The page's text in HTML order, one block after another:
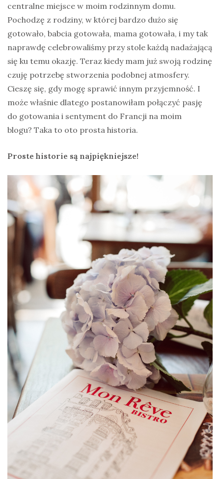
centralne miejsce w moim rodzinnym domu.
Pochodzę z rodziny, w której bardzo dużo się
gotowało, babcia gotowała, mama gotowała, i my tak
naprawdę celebrowaliśmy przy stole każdą nadażającą
się ku temu okazję. Teraz kiedy mam już swoją rodzinę
czuję potrzebę stworzenia podobnej atmosfery.
Cieszę się, gdy mogę sprawić innym przyjemność. I
może właśnie dlatego postanowiłam połączyć pasję
do gotowania i sentyment do Francji na moim
blogu? Taka to oto prosta historia.
Proste historie są najpiękniejsze!